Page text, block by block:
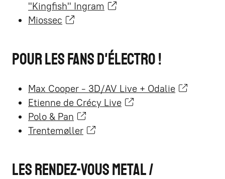
"Kingfish" Ingram
Miossec
Pour les fans d'électro !
Max Cooper - 3D/AV Live + Odalie
Etienne de Crécy Live
Polo & Pan
Trentemøller
Les rendez-vous Metal /